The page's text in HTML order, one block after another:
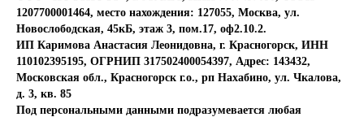
1207700001464, место нахождения: 127055, Москва, ул.
Новослободская, 45кБ, этаж 3, пом.17, оф2.10.2.
ИП Каримова Анастасия Леонидовна, г. Красногорск, ИНН
110102395195, ОГРНИП 317502400054397, Адрес: 143432,
Московская обл., Красногорск г.о., рп Нахабино, ул. Чкалова,
д. 3, кв. 85
Под персональными данными подразумевается любая